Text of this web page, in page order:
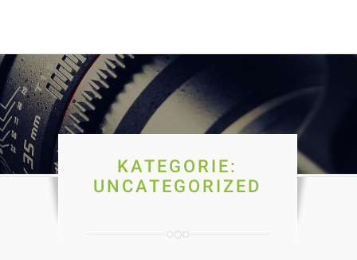
KATEGORIE:
UNCATEGORIZED